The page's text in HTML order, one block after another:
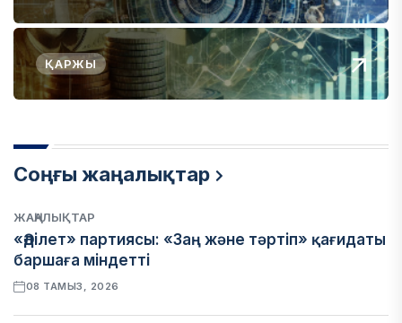
ҚАРЖЫ
Соңғы жаңалықтар
ЖАҢАЛЫҚТАР
«Әділет» партиясы: «Заң және тәртіп» қағидаты
баршаға міндетті
08 ТАМЫЗ, 2026